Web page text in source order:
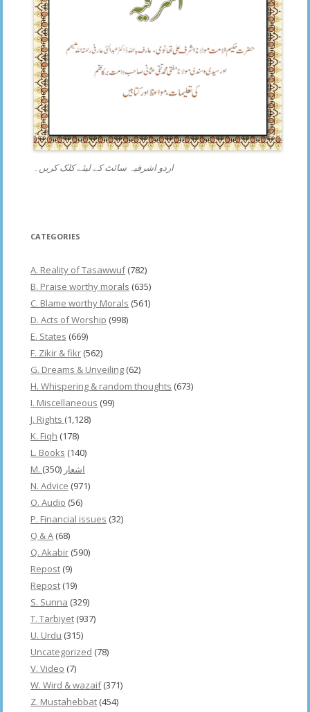
اردو اشرفیہ سائٹ کے لیئے کلک کریں۔
CATEGORIES
A. Reality of Tasawwuf(782)
B. Praise worthy morals (635)
C. Blame worthy Morals (561)
D. Acts of Worship (998)
E. States (669)
F. Zikir & fikr (562)
G. Dreams & Unveiling (62)
H. Whispering & random thoughts (673)
I. Miscellaneous (99)
J. Rights (1,128)
K. Fiqh (178)
L. Books (140)
M. اشعار (350)
N. Advice (971)
O. Audio (56)
P. Financial issues (32)
Q & A (68)
Q. Akabir (590)
Repost (9)
Repost (19)
S. Sunna (329)
T. Tarbiyet (937)
U. Urdu (315)
Uncategorized (78)
V. Video (7)
W. Wird & wazaif(371)
Z. Mustahebbat (454)